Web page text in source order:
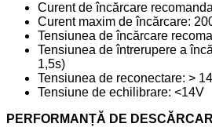
Curent de încărcare
Curent maxim de încărcare:
Tensiunea de încărcare
Tensiunea de întrerupere a
1,5s)
Tensiunea de reconectare: >
Tensiune de echilibrare: <14V
PERFORMANȚĂ DE